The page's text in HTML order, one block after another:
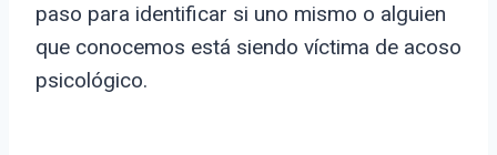
paso para identificar si uno mismo o alguien
que conocemos está siendo víctima de acoso
psicológico.